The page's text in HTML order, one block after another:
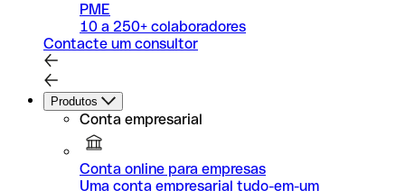
PME
10 a 250+ colaboradores
Contacte um consultor
Produtos
Conta empresarial
Conta online para empresas
Uma conta empresarial tudo-em-um